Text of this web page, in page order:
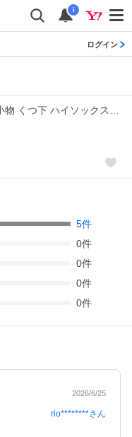
i
ログイン
5件
0件
0件
0件
0件
2026/6/25
rio********さん